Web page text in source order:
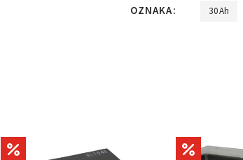
OZNAKA: 30Ah